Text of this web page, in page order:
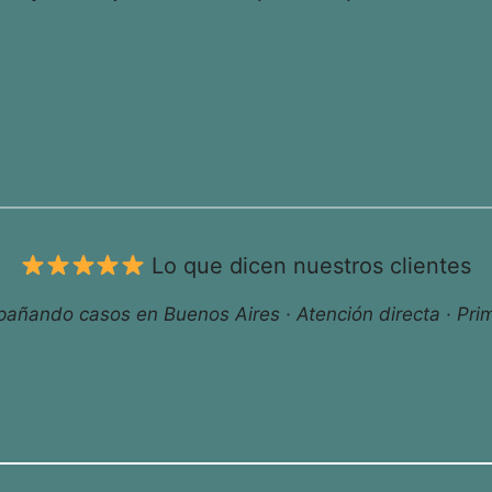
Lo que dicen nuestros clientes
casos en Buenos Aires · Atención directa ·